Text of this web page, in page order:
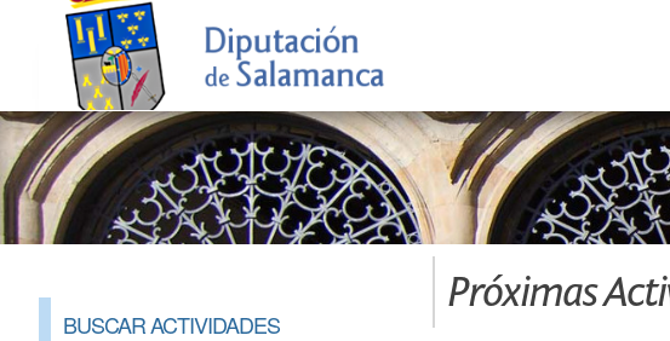
BUSCAR ACTIVIDADES
Próximas